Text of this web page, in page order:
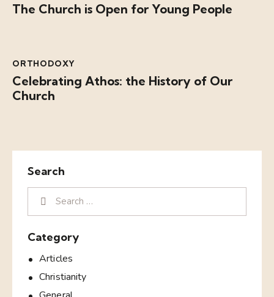
The Church is Open for Young People
ORTHODOXY
Celebrating Athos: the History of Our
Church
Search
Category
Articles
Christianity